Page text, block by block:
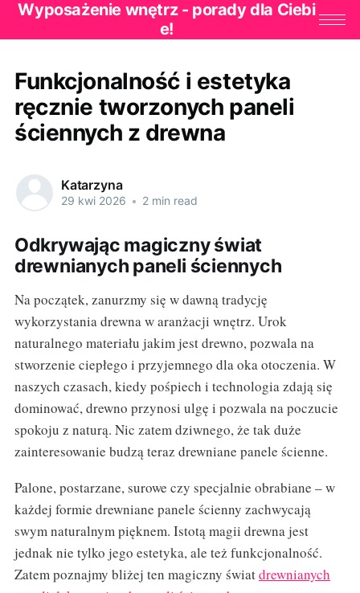
Wyposażenie wnętrz - porady dla Ciebi
e!
Funkcjonalność i estetyka
ręcznie tworzonych paneli
ściennych z drewna
Katarzyna
29 kwi 2026 • 2 min read
Odkrywając magiczny świat
drewnianych paneli ściennych
Na początek, zanurzmy się w dawną tradycję
wykorzystania drewna w aranżacji wnętrz. Urok
naturalnego materiału jakim jest drewno, pozwala na
stworzenie ciepłego i przyjemnego dla oka otoczenia. W
naszych czasach, kiedy pośpiech i technologia zdają się
dominować, drewno przynosi ulgę i pozwala na poczucie
spokoju z naturą. Nic zatem dziwnego, że tak duże
zainteresowanie budzą teraz drewniane panele ścienne.
Palone, postarzane, surowe czy specjalnie obrabiane – w
każdej formie drewniane panele ścienny zachwycają
swym naturalnym pięknem. Istotą magii drewna jest
jednak nie tylko jego estetyka, ale też funkcjonalność.
Zatem poznajmy bliżej ten magiczny światdrewnianych